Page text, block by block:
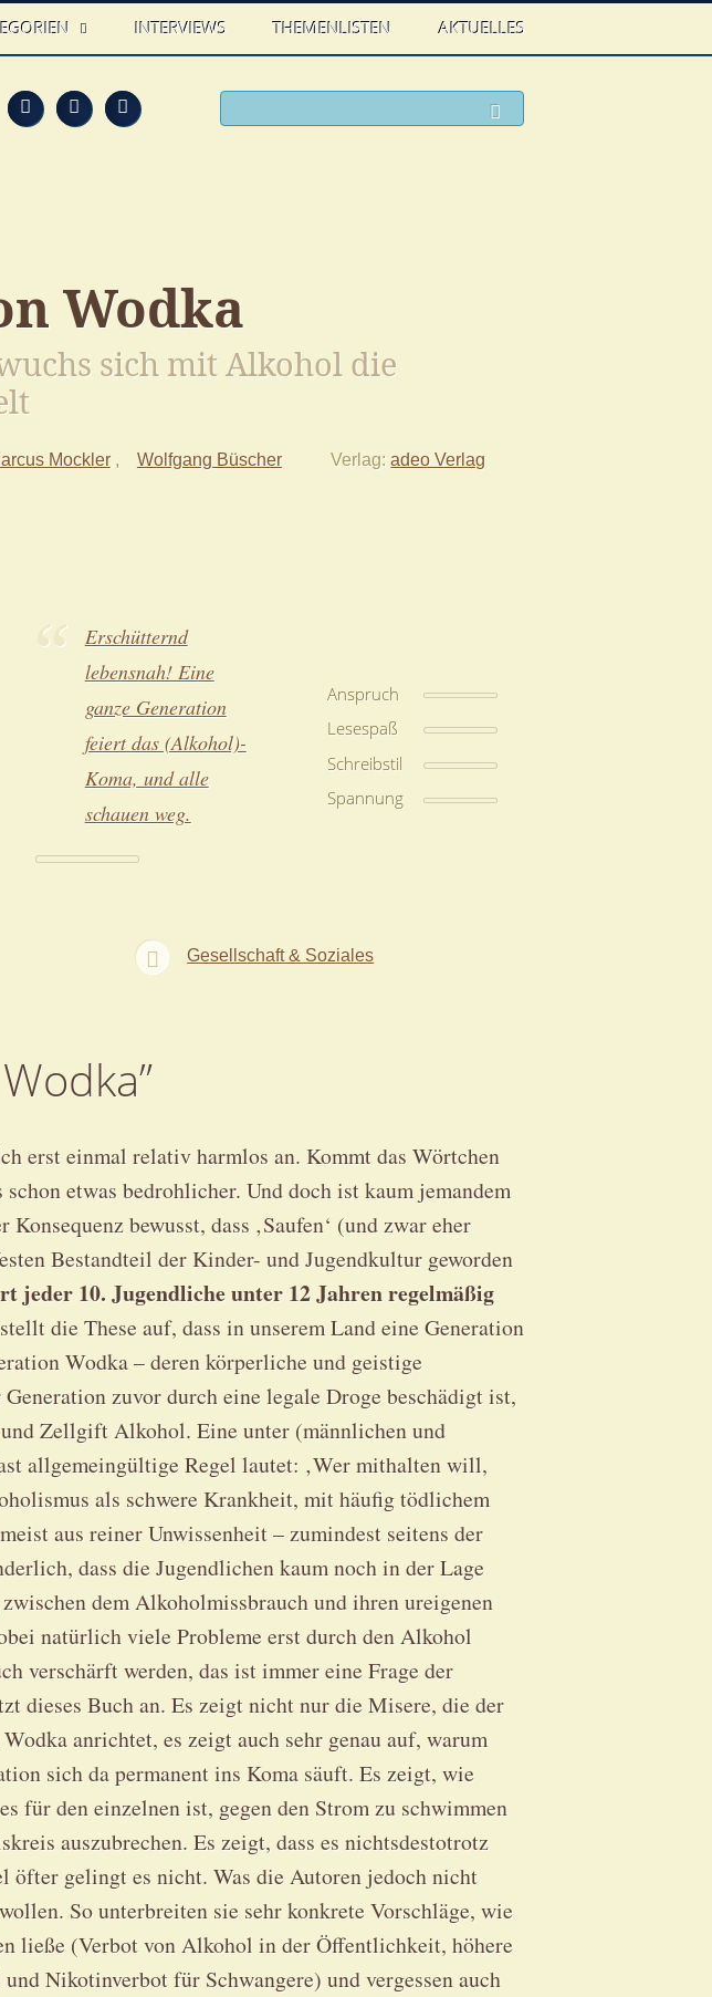
INTERVIEWS THEMENLISTEN AKTUELLES
Feed FacebookTwitter
Wodka
sich mit Alkohol die
Mockler Wolfgang Büscher Verlag adeo Verlag
Erschütternd
lebensnah! Eine
ganze Generation
feiert das (Alkohol)-
Koma, und alle
schauen weg.
Anspruch
Lesespaß
Schreibstil
Spannung
Gesellschaft & Soziales
erst einmal relativ harmlos an. Kommt das Wörtchen
schon etwas bedrohlicher. Und doch ist kaum jemandem
bewusst, dass ‚Saufen‘ (und zwar eher
Bestandteil der Kinder- und Jugendkultur geworden
jeder 10. Jugendliche unter 12 Jahren regelmäßig
die These auf, dass in unserem Land eine Generation
Wodka – deren körperliche und geistige
zuvor durch eine legale Droge beschädigt ist,
Zellgift Alkohol. Eine unter (männlichen und
allgemeingültige Regel lautet: ‚Wer mithalten will,
als schwere Krankheit, mit häufig tödlichem
aus reiner Unwissenheit – zumindest seitens der
dass die Jugendlichen kaum noch in der Lage
dem Alkoholmissbrauch und ihren ureigenen
natürlich viele Probleme erst durch den Alkohol
verschärft werden, das ist immer eine Frage der
dieses Buch an. Es zeigt nicht nur die Misere, die der
anrichtet, es zeigt auch sehr genau auf, warum
sich da permanent ins Koma säuft. Es zeigt, wie
für den einzelnen ist, gegen den Strom zu schwimmen
auszubrechen. Es zeigt, dass es nichtsdestotrotz
öfter gelingt es nicht. Was die Autoren jedoch nicht
So unterbreiten sie sehr konkrete Vorschläge, wie
ließe (Verbot von Alkohol in der Öffentlichkeit, höhere
Nikotinverbot für Schwangere) und vergessen auch